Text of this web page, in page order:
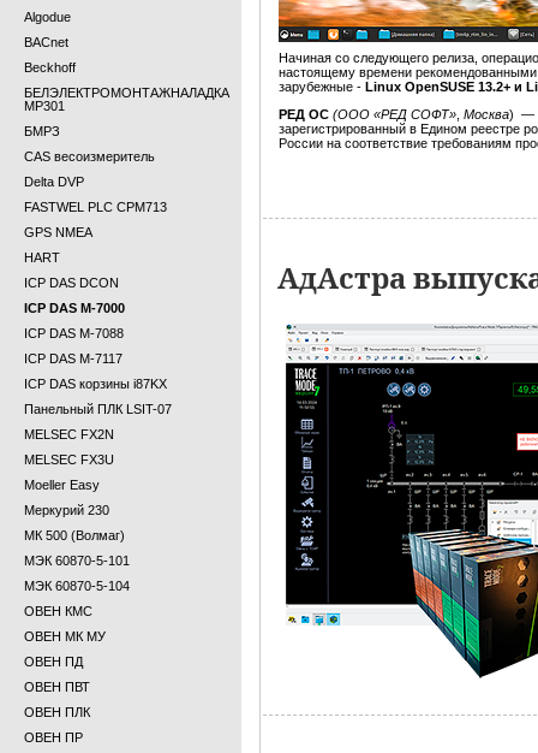
Algodue
BACnet
Beckhoff
БЕЛЭЛЕКТРОМОНТАЖНАЛАДКА
МР301
БМРЗ
CAS весоизмеритель
Delta DVP
FASTWEL PLC CPM713
GPS NMEA
HART
ICP DAS DCON
ICP DAS M-7000
ICP DAS M-7088
ICP DAS M-7117
ICP DAS корзины i87KX
Панельный ПЛК LSIT-07
MELSEC FX2N
MELSEC FX3U
Moeller Easy
Меркурий 230
МК 500 (Волмаг)
МЭК 60870-5-101
МЭК 60870-5-104
ОВЕН КМС
ОВЕН МК МУ
ОВЕН ПД
ОВЕН ПВТ
ОВЕН ПЛК
ОВЕН ПР
Начиная со следующего релиза,
настоящему времени
зарубежные - Linux OpenSUSE 13.2+ и
РЕД ОС (ООО «РЕД СОФТ» Москва) —
зарегистрированный в Едином реестре
России на соответствие требованиям
АдАстра